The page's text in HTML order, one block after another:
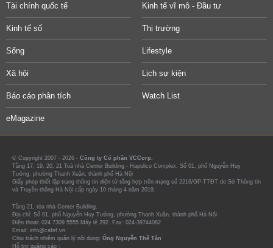
Tài chính quốc tế Kinh tế vĩ mô - Đầu tư
Kinh tế số Thị trường
Sống Lifestyle
Xã hội Lịch sự kiện
Báo cáo phân tích Watch List
eMagazine
© Copyright 2007 - 2026 - Công ty Cổ phần VCCorp.
Tầng 17, 19, 20, 21 Toà nhà Center Building - Hapulico Complex, Số 01, phố Nguyễn Huy
Tưởng, phường Thanh Xuân, thành phố Hà Nội
Giấy phép thiết lập trang thông tin điện tử tổng hợp trên mạng số 2216/GP-TTĐT do Sở Thông tin
và Truyền thông Hà Nội cấp ngày 10 tháng 4 năm 2019.
Tầng 21, tòa nhà Center Building.
Địa chỉ: Số 01, phố Nguyễn Huy Tưởng, phường Thanh Xuân, thành phố Hà Nội
Điện thoại: 024 7309 5555 Máy lẻ 292. Fax: 024-39744082
Email: info@cafef.vn
Chịu trách nhiệm quản lý nội dung: Ông Nguyễn Thế Tân
Hỗ trợ quảng cáo :